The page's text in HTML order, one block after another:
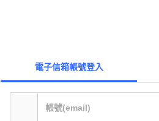
電子信箱帳號登入